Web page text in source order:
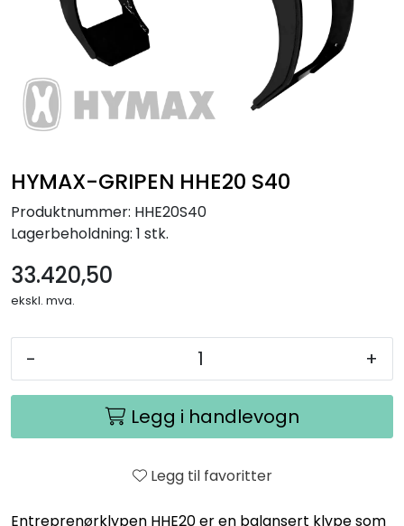
HYMAX-GRIPEN HHE20 S40
Produktnummer: HHE20S40
Lagerbeholdning: 1 stk.
33.420,50
ekskl. mva.
- +
Legg i handlevogn
Legg til favoritter
Entreprenørklypen HHE20 er en balansert klype som